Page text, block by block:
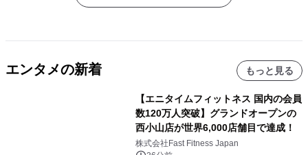
エンタメの新着 もっと見る
【エニタイムフィットネス 国内の会員
数120万人突破】グランドオープンの
西小山店が世界6,000店舗目で達成！
株式会社Fast Fitness Japan